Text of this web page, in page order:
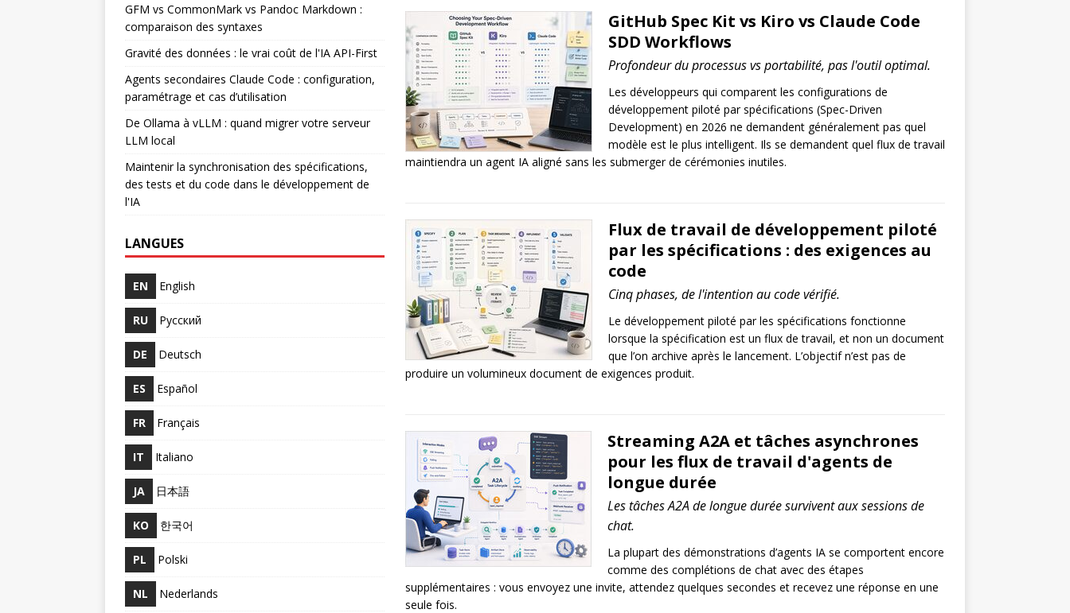
GitHub Spec Kit vs Kiro vs Claude Code
SDD Workflows
Profondeur du processus vs portabilité, pas l'outil optimal.
Les développeurs qui comparent les configurations de
développement piloté par spécifications (Spec-Driven
Development) en 2026 ne demandent généralement pas quel
modèle est le plus intelligent. Ils se demandent quel flux de travail
maintiendra un agent IA aligné sans les submerger de cérémonies inutiles.
Flux de travail de développement piloté
par les spécifications : des exigences au
code
Cinq phases, de l'intention au code vérifié.
Le développement piloté par les spécifications fonctionne
lorsque la spécification est un flux de travail, et non un document
que l’on archive après le lancement. L’objectif n’est pas de
produire un volumineux document de exigences produit.
Streaming A2A et tâches asynchrones
pour les flux de travail d'agents de
longue durée
Les tâches A2A de longue durée survivent aux sessions de
chat.
La plupart des démonstrations d’agents IA se comportent encore
comme des complétions de chat avec des étapes
supplémentaires : vous envoyez une invite, attendez quelques secondes et recevez une réponse en une
seule fois.
GFM vs CommonMark vs Pandoc Markdown :
comparaison des syntaxes
Gravité des données : le vrai coût de l'IA API-First
Agents secondaires Claude Code : configuration,
paramétrage et cas d’utilisation
De Ollama à vLLM : quand migrer votre serveur
LLM local
Maintenir la synchronisation des spécifications,
des tests et du code dans le développement de
l'IA
LANGUES
EN English
RU Русский
DE Deutsch
ES Español
FR Français
IT Italiano
JA 日本語
KO 한국어
PL Polski
NL Nederlands